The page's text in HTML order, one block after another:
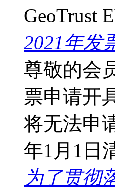
GeoTrust
2021年发
尊敬的会
票申请开
将无法申
年1月1日
为了贯彻